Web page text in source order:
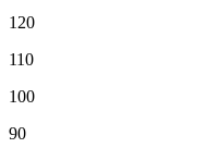
120
110
100
90